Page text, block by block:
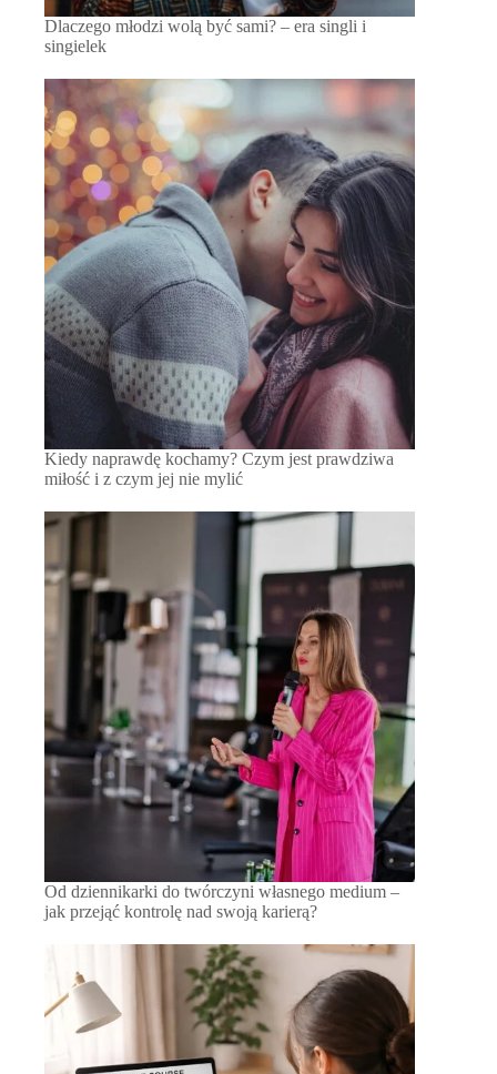
Dlaczego młodzi wolą być sami? – era singli i
singielek
Kiedy naprawdę kochamy? Czym jest prawdziwa
miłość i z czym jej nie mylić
Od dziennikarki do twórczyni własnego medium –
jak przejąć kontrolę nad swoją karierą?